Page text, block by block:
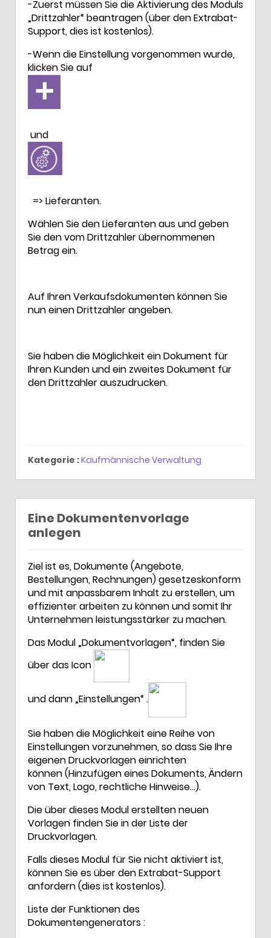
-Zuerst müssen Sie die Aktivierung des Moduls
„Drittzahler“ beantragen (über den Extrabat-
Support, dies ist kostenlos).
-Wenn die Einstellung vorgenommen wurde,
klicken Sie auf
und
=> Lieferanten.
Wählen Sie den Lieferanten aus und geben
Sie den vom Drittzahler übernommenen
Betrag ein.
Auf Ihren Verkaufsdokumenten können Sie
nun einen Drittzahler angeben.
Sie haben die Möglichkeit ein Dokument für
Ihren Kunden und ein zweites Dokument für
den Drittzahler auszudrucken.
Kategorie :Kaufmännische Verwaltung
Eine Dokumentenvorlage
anlegen
Ziel ist es, Dokumente (Angebote,
Bestellungen, Rechnungen) gesetzeskonform
und mit anpassbarem Inhalt zu erstellen, um
effizienter arbeiten zu können und somit Ihr
Unternehmen leistungsstärker zu machen.
Das Modul „Dokumentvorlagen“, finden Sie
über das Icon
und dann „Einstellungen“ .
Sie haben die Möglichkeit eine Reihe von
Einstellungen vorzunehmen, so dass Sie Ihre
eigenen Druckvorlagen einrichten
können (Hinzufügen eines Dokuments, Ändern
von Text, Logo, rechtliche Hinweise…).
Die über dieses Modul erstellten neuen
Vorlagen finden Sie in der Liste der
Druckvorlagen.
Falls dieses Modul für Sie nicht aktiviert ist,
können Sie es über den Extrabat-Support
anfordern (dies ist kostenlos).
Liste der Funktionen des
Dokumentengenerators :